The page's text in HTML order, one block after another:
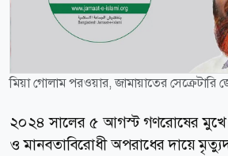
মিয়া গোলাম পরওয়ার, জামায়াতের সেক্রেটারি
২০২৪ সালের ৫ আগস্ট গণরোষের মুখে
ও মানবতাবিরোধী অপরাধের দায়ে